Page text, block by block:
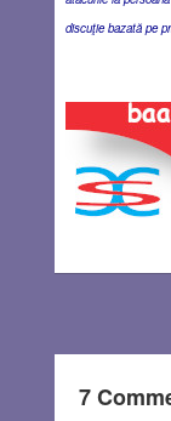
discuţie bazată pe
7